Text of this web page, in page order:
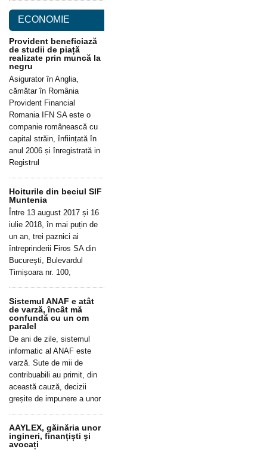
ECONOMIE
Provident beneficiază
de studii de piață
realizate prin muncă la
negru
Asigurator în Anglia,
cămătar în România
Provident Financial
Romania IFN SA este o
companie românească cu
capital străin, înființată în
anul 2006 și înregistrată in
Registrul
Hoiturile din beciul SIF
Muntenia
Între 13 august 2017 și 16
iulie 2018, în mai puțin de
un an, trei paznici ai
întreprinderii Firos SA din
București, Bulevardul
Timișoara nr. 100,
Sistemul ANAF e atât
de varză, încât mă
confundă cu un om
paralel
De ani de zile, sistemul
informatic al ANAF este
varză. Sute de mii de
contribuabili au primit, din
această cauză, decizii
greșite de impunere a unor
AAYLEX, găinăria unor
ingineri, finanțiști și
avocați